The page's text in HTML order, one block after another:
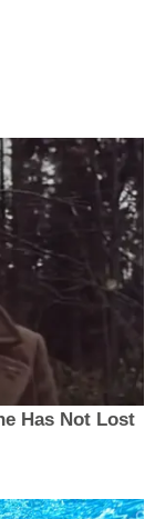
Has Not Lost